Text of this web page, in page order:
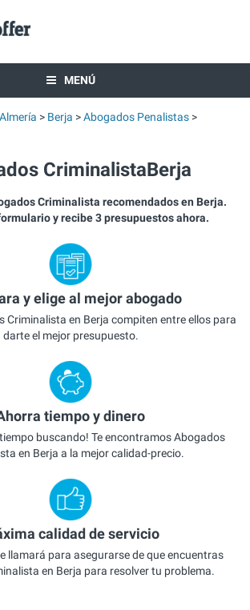
MENÚ
Almería Berja
Abogados Penalistas
CriminalistaBerja
Criminalista recomendados en Berja.
y recibe 3 presupuestos ahora.
y elige al mejor abogado
Criminalista en Berja compiten entre ellos para
darte el mejor presupuesto.
tiempo y dinero
buscando! Te encontramos Abogados
en Berja a la mejor calidad-precio.
calidad de servicio
llamará para asegurarse de que encuentras
en Berja para resolver tu problema.